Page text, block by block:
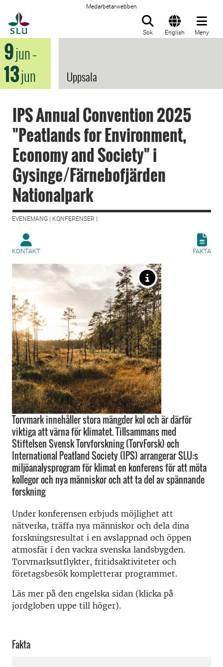
Medarbetarwebben
Sök English Meny
9jun–
13jun Uppsala
IPS Annual Convention 2025
"Peatlands for Environment,
Economy and Society" i
Gysinge/Färnebofjärden
Nationalpark
EVENEMANG | KONFERENSER |
KONTAKT FAKTA
Torvmark innehåller stora mängder kol och är därför
viktiga att värna för klimatet. Tillsammans med
Stiftelsen Svensk Torvforskning (TorvForsk) och
International Peatland Society (IPS) arrangerar SLU:s
miljöanalysprogram för klimat en konferens för att möta
kollegor och nya människor och att ta del av spännande
forskning
Under konferensen erbjuds möjlighet att
nätverka, träffa nya människor och dela dina
forskningsresultat i en avslappnad och öppen
atmosfär i den vackra svenska landsbygden.
Torvmarksutflykter, fritidsaktiviteter och
företagsbesök kompletterar programmet.
Läs mer på den engelska sidan (klicka på
jordgloben uppe till höger).
Fakta